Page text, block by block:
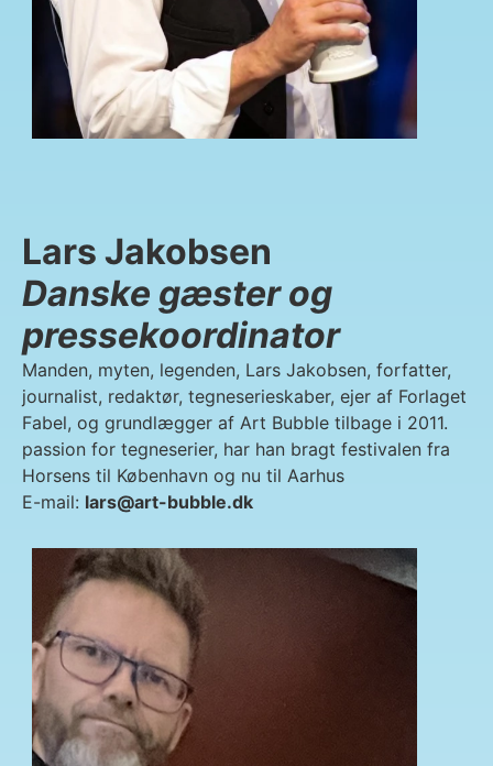
Lars Jakobsen
Danske gæster og
pressekoordinator
Manden, myten, legenden, Lars Jakobsen, forfatter,
journalist, redaktør, tegneserieskaber, ejer af Forlaget
Fabel, og grundlægger af Art Bubble tilbage i 2011.
passion for tegneserier, har han bragt festivalen fra
Horsens til København og nu til Aarhus
E-mail: lars@art-bubble.dk